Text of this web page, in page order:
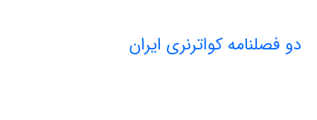
دو فصلنامه کواترنری ایران